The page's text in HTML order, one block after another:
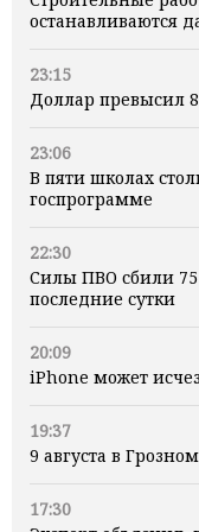
останавливаются
23:15
Доллар превысил
23:06
В пяти школах
госпрограмме
22:30
Силы ПВО сбили
последние сутки
20:09
iPhone может
19:37
9 августа в
17:30